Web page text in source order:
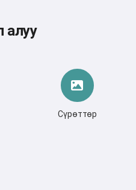
алуу
Сүрөттөр